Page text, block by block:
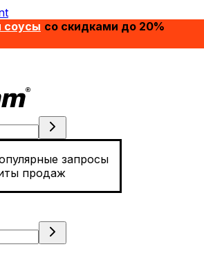
соусы со скидками до 20%
запросы
продаж